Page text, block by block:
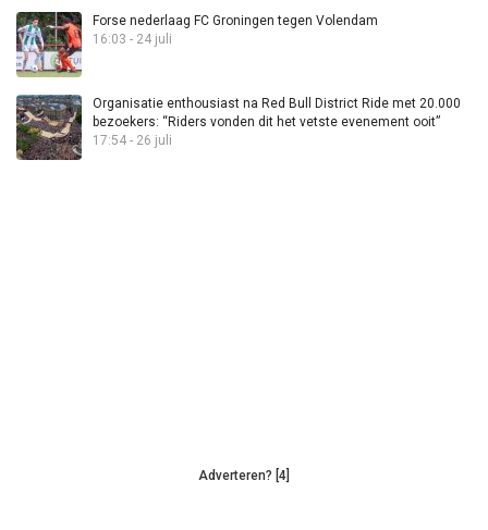
Forse nederlaag FC Groningen tegen Volendam
16:03 - 24 juli
Organisatie enthousiast na Red Bull District Ride met 20.000
bezoekers: “Riders vonden dit het vetste evenement ooit”
17:54 - 26 juli
Adverteren? [4]